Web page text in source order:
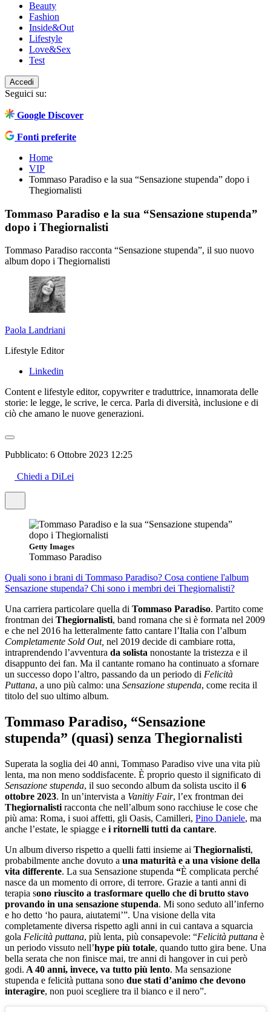
Beauty
Fashion
Inside&Out
Lifestyle
Love&Sex
Test
Accedi
Seguici su:
Google Discover
Fonti preferite
Home
VIP
Tommaso Paradiso e la sua “Sensazione stupenda” dopo i
Thegiornalisti
Tommaso Paradiso e la sua “Sensazione stupenda”
dopo i Thegiornalisti
Tommaso Paradiso racconta “Sensazione stupenda”, il suo nuovo
album dopo i Thegiornalisti
Paola Landriani
Lifestyle Editor
Linkedin
Content e lifestyle editor, copywriter e traduttrice, innamorata delle
storie: le legge, le scrive, le cerca. Parla di diversità, inclusione e di
ciò che amano le nuove generazioni.
Pubblicato: 6 Ottobre 2023 12:25
Chiedi a DiLei
Getty Images
Tommaso Paradiso
Quali sono i brani di Tommaso Paradiso? Cosa contiene l'album
Sensazione stupenda? Chi sono i membri dei Thegiornalisti?
Una carriera particolare quella di Tommaso Paradiso. Partito come
frontman dei Thegiornalisti, band romana che si è formata nel 2009
e che nel 2016 ha letteralmente fatto cantare l’Italia con l’album
Completamente Sold Out, nel 2019 decide di cambiare rotta,
intraprendendo l’avventura da solista nonostante la tristezza e il
disappunto dei fan. Ma il cantante romano ha continuato a sfornare
un successo dopo l’altro, passando da un periodo di Felicità
Puttana, a uno più calmo: una Sensazione stupenda, come recita il
titolo del suo ultimo album.
Tommaso Paradiso, “Sensazione
stupenda” (quasi) senza Thegiornalisti
Superata la soglia dei 40 anni, Tommaso Paradiso vive una vita più
lenta, ma non meno soddisfacente. È proprio questo il significato di
Sensazione stupenda, il suo secondo album da solista uscito il 6
ottobre 2023. In un’intervista a Vanitiy Fair, l’ex frontman dei
Thegiornalisti racconta che nell’album sono racchiuse le cose che
più ama: Roma, i suoi affetti, gli Oasis, Camilleri, Pino Daniele, ma
anche l’estate, le spiagge e i ritornelli tutti da cantare.
Un album diverso rispetto a quelli fatti insieme ai Thegiornalisti,
probabilmente anche dovuto a una maturità e a una visione della
vita differente. La sua Sensazione stupenda “È complicata perché
nasce da un momento di orrore, di terrore. Grazie a tanti anni di
terapia sono riuscito a trasformare quello che di brutto stavo
provando in una sensazione stupenda. Mi sono seduto all’inferno
e ho detto ‘ho paura, aiutatemi’”. Una visione della vita
completamente diversa rispetto agli anni in cui cantava a squarcia
gola Felicità puttana, più lenta, più consapevole: “Felicità puttana è
un periodo vissuto nell’hype più totale, quando tutto gira bene. Una
bella serata che non finisce mai, tre anni di hangover in cui però
godi. A 40 anni, invece, va tutto più lento. Ma sensazione
stupenda e felicità puttana sono due stati d’animo che devono
interagire, non puoi scegliere tra il bianco e il nero”.